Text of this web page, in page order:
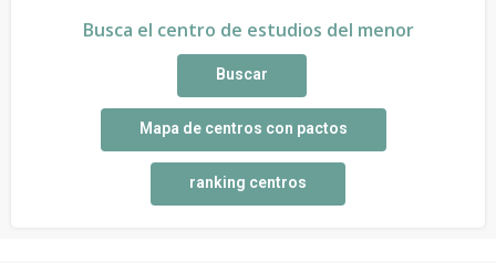
Busca el centro de estudios del menor
Buscar
Mapa de centros con pactos
ranking centros